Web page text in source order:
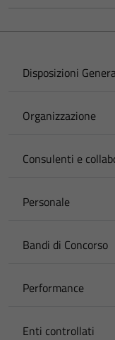
Disposizioni
Organizzazione
Consulenti e
Personale
Bandi di Concorso
Performance
Enti controllati